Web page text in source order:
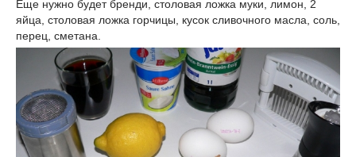
Еще нужно будет бренди, столовая ложка муки, лимон, 2
яйца, столовая ложка горчицы, кусок сливочного масла, соль,
перец, сметана.